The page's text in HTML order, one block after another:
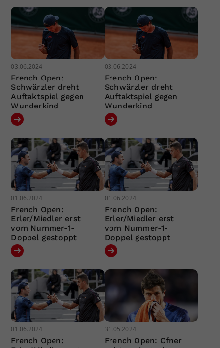
03.06.2024
French Open:
Schwärzler dreht
Auftaktspiel gegen
Wunderkind
03.06.2024
French Open:
Schwärzler dreht
Auftaktspiel gegen
Wunderkind
01.06.2024
French Open:
Erler/Miedler erst
vom Nummer-1-
Doppel gestoppt
01.06.2024
French Open:
Erler/Miedler erst
vom Nummer-1-
Doppel gestoppt
01.06.2024
French Open:
31.05.2024
French Open: Ofner